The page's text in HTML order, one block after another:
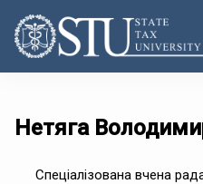
Нетяга
Спеціалізована вчена